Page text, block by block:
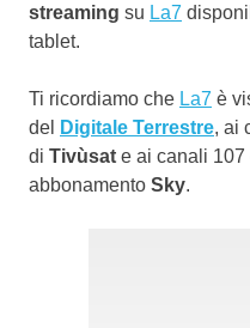
streaming su La7
tablet.
Ti ricordiamo che La7 è
del
Digitale Terrestre, ai
di Tivùsat e ai canali
abbonamento Sky.